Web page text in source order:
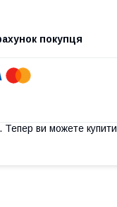
покупця
Тепер ви можете купити